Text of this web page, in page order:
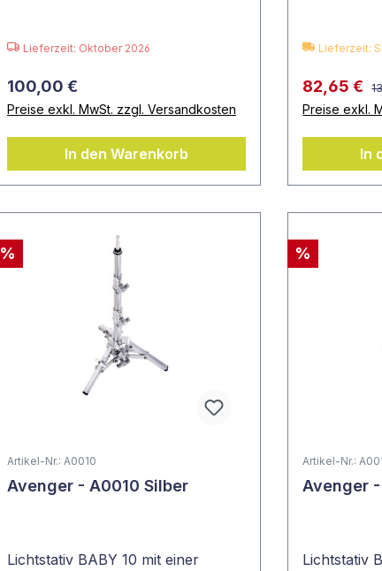
Lieferzeit: Oktober 2026
100,00 €
Preise exkl. MwSt. zzgl. Versandkosten
In den Warenkorb
Lieferzeit:
82,65 €
Preise exkl.
In
%
Artikel-Nr.: A0010
Avenger - A0010 Silber
Lichtstativ BABY 10 mit einer
%
Artikel-Nr.:
Avenger
Lichtstativ